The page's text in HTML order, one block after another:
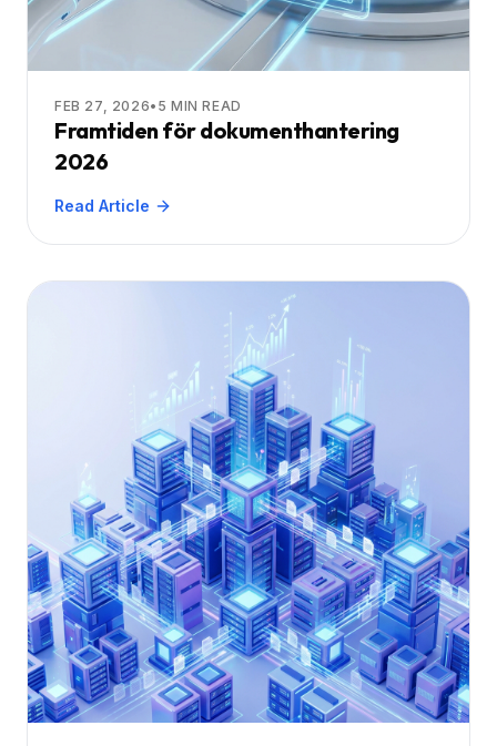
FEB 27, 2026• 5 MIN READ
Framtiden för dokumenthantering
2026
Read Article